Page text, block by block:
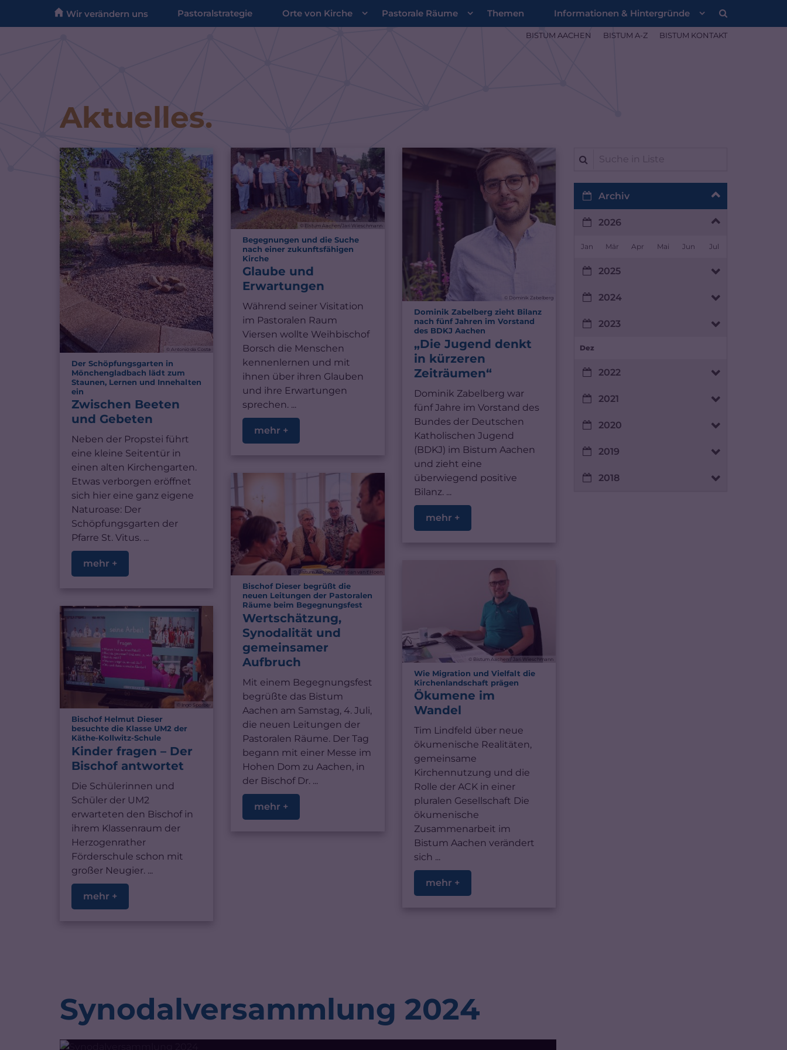
Zum Inhalt springen
Wir verändern uns Pastoralstrategie Orte von Kirche Pastorale Räume Themen Informationen & Hintergründe
BISTUM AACHEN BISTUM A-Z BISTUM KONTAKT
Aktuelles.
© Antonio da Costa
Der Schöpfungsgarten in
Mönchengladbach lädt zum
Staunen, Lernen und Innehalten
ein
Zwischen Beeten
und Gebeten
Neben der Propstei führt
eine kleine Seitentür in
einen alten Kirchengarten.
Etwas verborgen eröffnet
sich hier eine ganz eigene
Naturoase: Der
Schöpfungsgarten der
Pfarre St. Vitus. ...
mehr +
© Bistum Aachen/Jari Wieschmann
Begegnungen und die Suche
nach einer zukunftsfähigen
Kirche:
Glaube und
Erwartungen
Während seiner Visitation
im Pastoralen Raum
Viersen wollte Weihbischof
Borsch die Menschen
kennenlernen und mit
ihnen über ihren Glauben
und ihre Erwartungen
sprechen. ...
mehr +
© Dominik Zabelberg
Dominik Zabelberg zieht Bilanz
nach fünf Jahren im Vorstand
des BDKJ Aachen:
„Die Jugend denkt
in kürzeren
Zeiträumen“
Dominik Zabelberg war
fünf Jahre im Vorstand des
Bundes der Deutschen
Katholischen Jugend
(BDKJ) im Bistum Aachen
und zieht eine
überwiegend positive
Bilanz. ...
mehr +
© Bistum Aachen/Christian van t'Hoen
Bischof Dieser begrüßt die
neuen Leitungen der Pastoralen
Räume beim Begegnungsfest
Wertschätzung,
Synodalität und
gemeinsamer
Aufbruch
Mit einem Begegnungsfest
begrüßte das Bistum
Aachen am Samstag, 4. Juli,
die neuen Leitungen der
Pastoralen Räume. Der Tag
begann mit einer Messe im
Hohen Dom zu Aachen, in
der Bischof Dr. ...
mehr +
© Bistum Aachen / Jari Wieschmann
Wie Migration und Vielfalt die
Kirchenlandschaft prägen:
Ökumene im
Wandel
Tim Lindfeld über neue
ökumenische Realitäten,
gemeinsame
Kirchennutzung und die
Rolle der ACK in einer
pluralen Gesellschaft Die
ökumenische
Zusammenarbeit im
Bistum Aachen verändert
sich ...
mehr +
© Ingo Sperber
Bischof Helmut Dieser
besuchte die Klasse UM2 der
Käthe-Kollwitz-Schule:
Kinder fragen – Der
Bischof antwortet
Die Schülerinnen und
Schüler der UM2
erwarteten den Bischof in
ihrem Klassenraum der
Herzogenrather
Förderschule schon mit
großer Neugier. ...
mehr +
Synodalversammlung 2024
Suche in Liste
Archiv
2026
Jan Mär Apr Mai Jun Jul
2025
2024
2023
Dez
2022
2021
2020
2019
2018